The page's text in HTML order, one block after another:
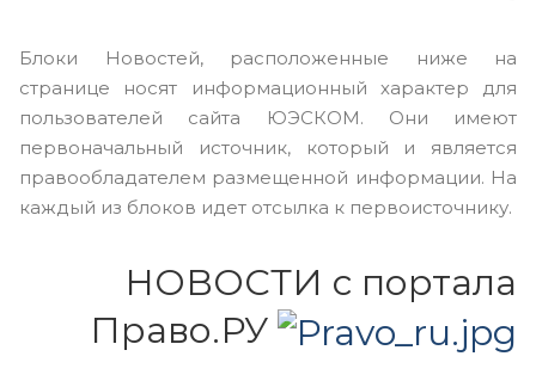
Блоки Новостей, расположенные ниже на
странице носят информационный характер для
пользователей сайта ЮЭСКОМ. Они имеют
первоначальный источник, который и является
правообладателем размещенной информации. На
каждый из блоков идет отсылка к первоисточнику.
НОВОСТИ с портала
Право.РУ